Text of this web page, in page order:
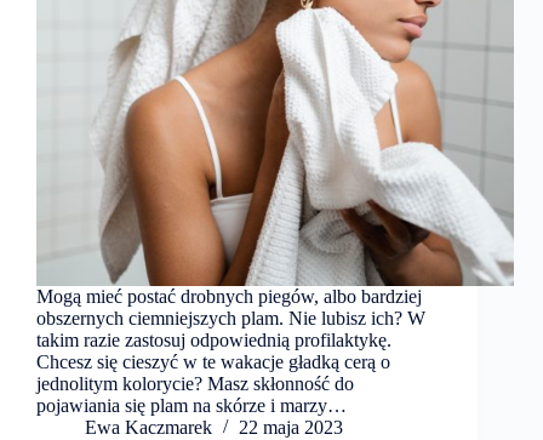
Mogą mieć postać drobnych piegów, albo bardziej
obszernych ciemniejszych plam. Nie lubisz ich? W
takim razie zastosuj odpowiednią profilaktykę.
Chcesz się cieszyć w te wakacje gładką cerą o
jednolitym kolorycie? Masz skłonność do
pojawiania się plam na skórze i marzy…
Ewa Kaczmarek
22 maja 2023